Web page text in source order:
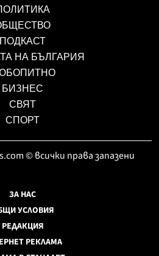
ПОДКАСТ
НА БЪЛГАРИЯ
БИЗНЕС
СВЯТ
СПОРТ
© всички права запазени
ЗА НАС
УСЛОВИЯ
РЕДАКЦИЯ
РЕКЛАМА